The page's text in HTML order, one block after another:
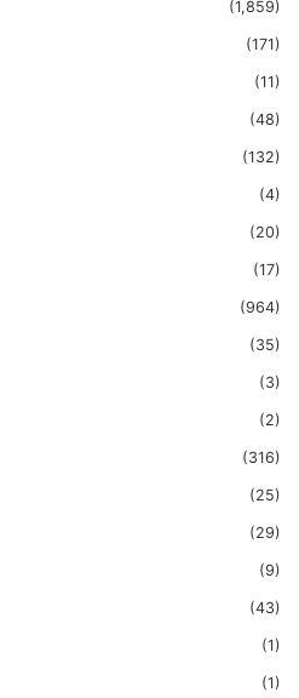
(1,859)
(171)
(11)
(48)
(132)
(4)
(20)
(17)
(964)
(35)
(3)
(2)
(316)
(25)
(29)
(9)
(43)
(1)
(1)